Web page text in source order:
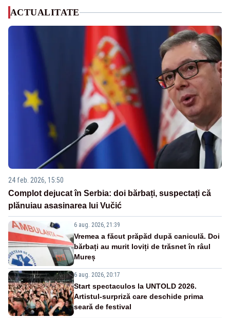
ACTUALITATE
24 feb. 2026, 15:50
Complot dejucat în Serbia: doi bărbați, suspectați că
plănuiau asasinarea lui Vučić
6 aug. 2026, 21:39
Vremea a făcut prăpăd după caniculă. Doi
bărbați au murit loviți de trăsnet în râul
Mureș
6 aug. 2026, 20:17
Start spectaculos la UNTOLD 2026.
Artistul-surpriză care deschide prima
seară de festival